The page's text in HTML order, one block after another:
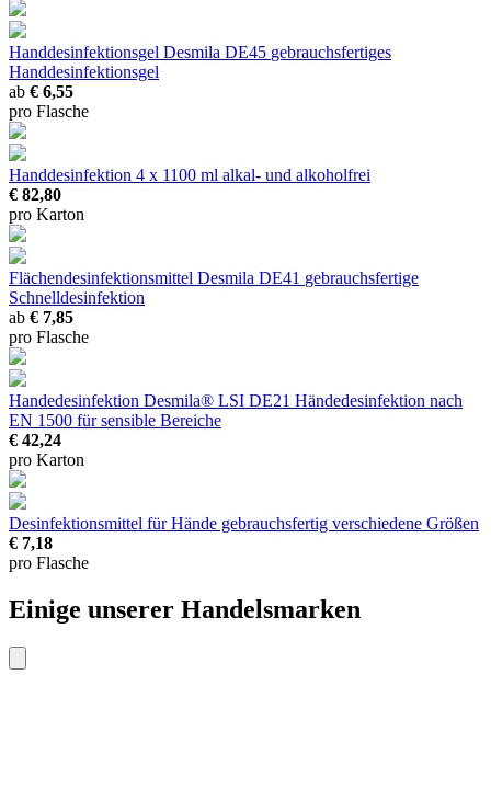
Handdesinfektionsgel Desmila DE45 gebrauchsfertiges
Handdesinfektionsgel
ab € 6,55
pro Flasche
Handdesinfektion 4 x 1100 ml alkal- und alkoholfrei
€ 82,80
pro Karton
Flächendesinfektionsmittel Desmila DE41 gebrauchsfertige
Schnelldesinfektion
ab € 7,85
pro Flasche
Handedesinfektion Desmila® LSI DE21 Händedesinfektion nach
EN 1500 für sensible Bereiche
€ 42,24
pro Karton
Desinfektionsmittel für Hände gebrauchsfertig verschiedene Größen
€ 7,18
pro Flasche
Einige unserer Handelsmarken